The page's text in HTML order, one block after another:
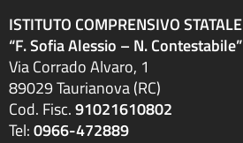
ISTITUTO COMPRENSIVO STATALE
“F. Sofia Alessio – N. Contestabile”
Via Corrado Alvaro, 1
89029 Taurianova (RC)
Cod. Fisc.91021610802
Tel:0966-472889